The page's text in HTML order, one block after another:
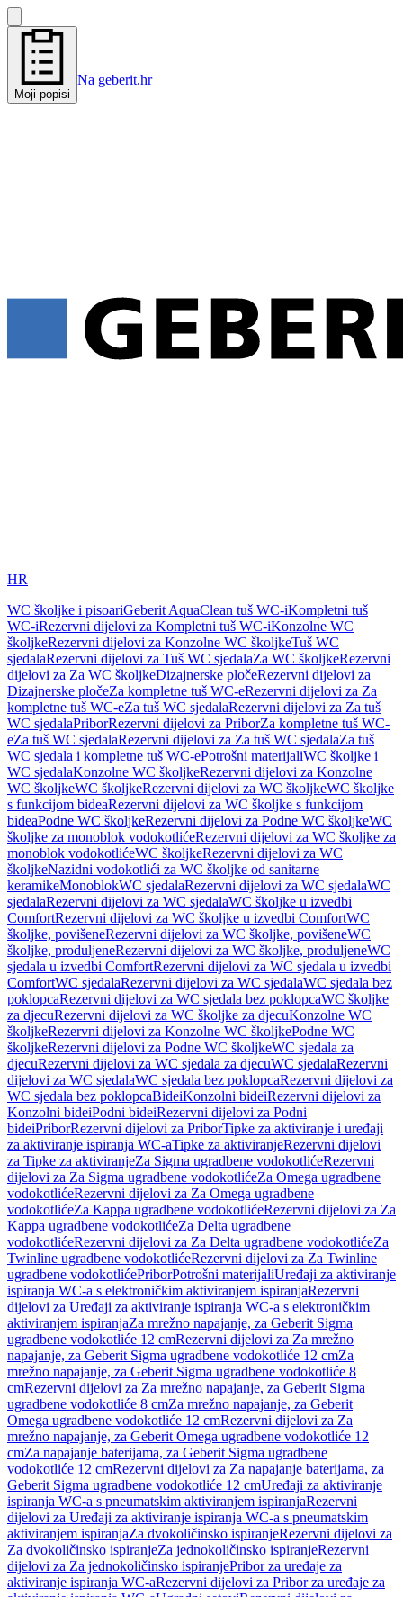
Moji popisi
Na geberit.hr
HR
WC školjke i pisoariGeberit AquaClean tuš WC-iKompletni tuš
WC-iRezervni dijelovi za Kompletni tuš WC-iKonzolne WC
školjkeRezervni dijelovi za Konzolne WC školjkeTuš WC
sjedalaRezervni dijelovi za Tuš WC sjedalaZa WC školjkeRezervni
dijelovi za Za WC školjkeDizajnerske pločeRezervni dijelovi za
Dizajnerske pločeZa kompletne tuš WC-eRezervni dijelovi za Za
kompletne tuš WC-eZa tuš WC sjedalaRezervni dijelovi za Za tuš
WC sjedalaPriborRezervni dijelovi za PriborZa kompletne tuš WC-
eZa tuš WC sjedalaRezervni dijelovi za Za tuš WC sjedalaZa tuš
WC sjedala i kompletne tuš WC-ePotrošni materijaliWC školjke i
WC sjedalaKonzolne WC školjkeRezervni dijelovi za Konzolne
WC školjkeWC školjkeRezervni dijelovi za WC školjkeWC školjke
s funkcijom bideaRezervni dijelovi za WC školjke s funkcijom
bideaPodne WC školjkeRezervni dijelovi za Podne WC školjkeWC
školjke za monoblok vodokotlićeRezervni dijelovi za WC školjke za
monoblok vodokotlićeWC školjkeRezervni dijelovi za WC
školjkeNazidni vodokotlići za WC školjke od sanitarne
keramikeMonoblokWC sjedalaRezervni dijelovi za WC sjedalaWC
sjedalaRezervni dijelovi za WC sjedalaWC školjke u izvedbi
ComfortRezervni dijelovi za WC školjke u izvedbi ComfortWC
školjke, povišeneRezervni dijelovi za WC školjke, povišeneWC
školjke, produljeneRezervni dijelovi za WC školjke, produljeneWC
sjedala u izvedbi ComfortRezervni dijelovi za WC sjedala u izvedbi
ComfortWC sjedalaRezervni dijelovi za WC sjedalaWC sjedala bez
poklopcaRezervni dijelovi za WC sjedala bez poklopcaWC školjke
za djecuRezervni dijelovi za WC školjke za djecuKonzolne WC
školjkeRezervni dijelovi za Konzolne WC školjkePodne WC
školjkeRezervni dijelovi za Podne WC školjkeWC sjedala za
djecuRezervni dijelovi za WC sjedala za djecuWC sjedalaRezervni
dijelovi za WC sjedalaWC sjedala bez poklopcaRezervni dijelovi za
WC sjedala bez poklopcaBideiKonzolni bideiRezervni dijelovi za
Konzolni bideiPodni bideiRezervni dijelovi za Podni
bideiPriborRezervni dijelovi za PriborTipke za aktiviranje i uređaji
za aktiviranje ispiranja WC-aTipke za aktiviranjeRezervni dijelovi
za Tipke za aktiviranjeZa Sigma ugradbene vodokotlićeRezervni
dijelovi za Za Sigma ugradbene vodokotlićeZa Omega ugradbene
vodokotlićeRezervni dijelovi za Za Omega ugradbene
vodokotlićeZa Kappa ugradbene vodokotlićeRezervni dijelovi za Za
Kappa ugradbene vodokotlićeZa Delta ugradbene
vodokotlićeRezervni dijelovi za Za Delta ugradbene vodokotlićeZa
Twinline ugradbene vodokotlićeRezervni dijelovi za Za Twinline
ugradbene vodokotlićePriborPotrošni materijaliUređaji za aktiviranje
ispiranja WC-a s elektroničkim aktiviranjem ispiranjaRezervni
dijelovi za Uređaji za aktiviranje ispiranja WC-a s elektroničkim
aktiviranjem ispiranjaZa mrežno napajanje, za Geberit Sigma
ugradbene vodokotliće 12 cmRezervni dijelovi za Za mrežno
napajanje, za Geberit Sigma ugradbene vodokotliće 12 cmZa
mrežno napajanje, za Geberit Sigma ugradbene vodokotliće 8
cmRezervni dijelovi za Za mrežno napajanje, za Geberit Sigma
ugradbene vodokotliće 8 cmZa mrežno napajanje, za Geberit
Omega ugradbene vodokotliće 12 cmRezervni dijelovi za Za
mrežno napajanje, za Geberit Omega ugradbene vodokotliće 12
cmZa napajanje baterijama, za Geberit Sigma ugradbene
vodokotliće 12 cmRezervni dijelovi za Za napajanje baterijama, za
Geberit Sigma ugradbene vodokotliće 12 cmUređaji za aktiviranje
ispiranja WC-a s pneumatskim aktiviranjem ispiranjaRezervni
dijelovi za Uređaji za aktiviranje ispiranja WC-a s pneumatskim
aktiviranjem ispiranjaZa dvokoličinsko ispiranjeRezervni dijelovi za
Za dvokoličinsko ispiranjeZa jednokoličinsko ispiranjeRezervni
dijelovi za Za jednokoličinsko ispiranjePribor za uređaje za
aktiviranje ispiranja WC-aRezervni dijelovi za Pribor za uređaje za